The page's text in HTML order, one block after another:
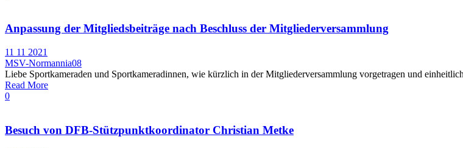
Anpassung der Mitgliedsbeiträge nach Beschluss der Mitgliederversammlung
11 11 2021
MSV-Normannia08
Liebe Sportkameraden und Sportkameradinnen, wie kürzlich in der Mitgliederversammlung vorgetragen und
Read More
0
Besuch von DFB-Stützpunktkoordinator Christian Metke